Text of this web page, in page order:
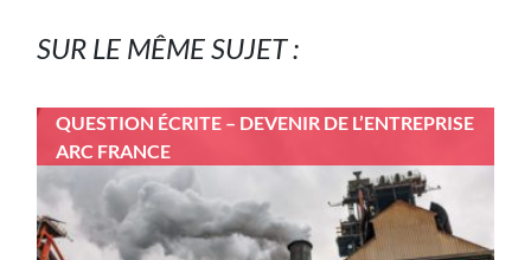
SUR LE MÊME SUJET :
QUESTION ÉCRITE – DEVENIR DE L’ENTREPRISE
ARC FRANCE